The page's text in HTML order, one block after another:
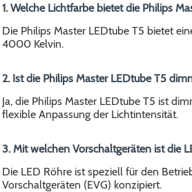
1. Welche Lichtfarbe bietet die Philips
Die Philips Master LEDtube T5 bietet
4000 Kelvin.
2. Ist die Philips Master LEDtube T5
Ja, die Philips Master LEDtube T5 ist
flexible Anpassung der Lichtintensität.
3. Mit welchen Vorschaltgeräten ist die
Die LED Röhre ist speziell für den
Vorschaltgeräten (EVG) konzipiert.